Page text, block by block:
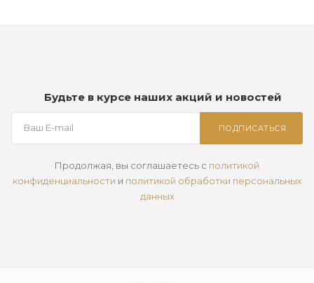
Будьте в курсе наших акций и новостей
ПОДПИСАТЬСЯ
Продолжая, вы соглашаетесь с политикой
конфиденциальности и политикой обработки персональных
данных